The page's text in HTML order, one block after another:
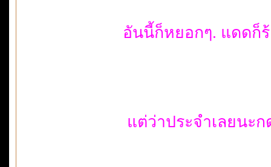
อันนี้ก็หยอกๆ. แดดก็
แต่ว่าประจำเลยนะ